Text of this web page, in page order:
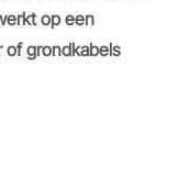
op een
of grondkabels